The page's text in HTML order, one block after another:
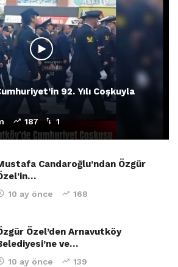
92. Yılı Coşkuyla
187 1
Candaroğlu’ndan Özgür
10 ay önce 168
Özel’den Arnavutköy
ve…
10 ay önce 139